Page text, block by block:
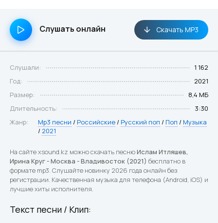
Слушать онлайн Скачать MP3
Слушали:
1 162
Год:
2021
Размер:
8,4 МБ
Длительность:
3:30
Жанр:
Mp3 песни / Российские / Русский поп / Поп / Музыка
/ 2021
На сайте xsound.kz можно скачать песнюИслам Итляшев,
Ирина Круг - Москва - Владивосток (2021) бесплатно в
формате mp3. Слушайте новинку 2026 года онлайн без
регистрации. Качественная музыка для телефона (Android, iOS) и
лучшие хиты исполнителя.
Текст песни / Клип: